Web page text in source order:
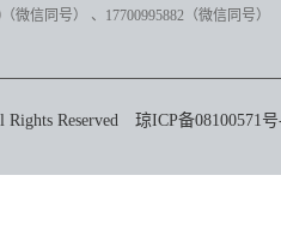
微信同号）
、17700995882 （微信同号）
Rights Reserved 琼ICP备08100571